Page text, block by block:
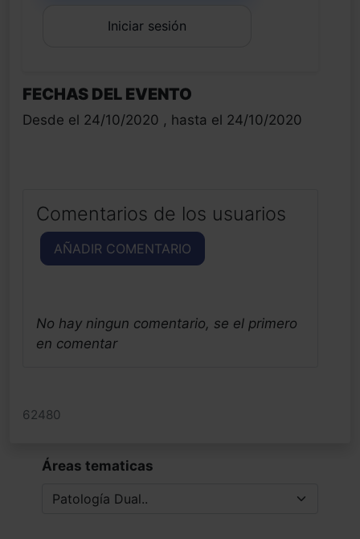
Iniciar sesión
FECHAS DEL EVENTO
Desde el 24/10/2020 , hasta el 24/10/2020
Comentarios de los usuarios
AÑADIR COMENTARIO
No hay ningun comentario, se el primero
en comentar
62480
Áreas tematicas